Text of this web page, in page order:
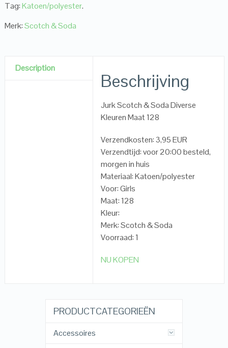
Tag:Katoen/polyester.
Merk:Scotch & Soda
Description
Beschrijving
Jurk Scotch & Soda Diverse
Kleuren Maat 128
Verzendkosten: 3,95 EUR
Verzendtijd: voor 20:00 besteld,
morgen in huis
Materiaal: Katoen/polyester
Voor: Girls
Maat: 128
Kleur:
Merk: Scotch & Soda
Voorraad: 1
NU KOPEN
PRODUCTCATEGORIEËN
Accessoires